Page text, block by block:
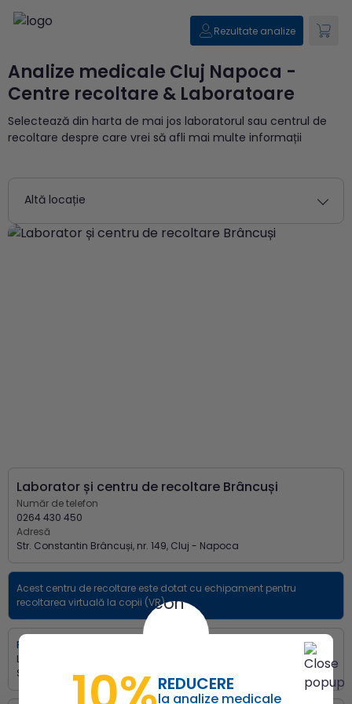
Rezultate analize
Analize medicale Cluj Napoca -
Centre recoltare & Laboratoare
Selectează din harta de mai jos laboratorul sau centrul de
recoltare despre care vrei să afli mai multe informații
Altă locație
Laborator și centru de recoltare Brâncuși
Număr de telefon
0264 430 450
Adresă
Str. Constantin Brâncuși, nr. 149, Cluj - Napoca
Acest centru de recoltare este dotat cu echipament pentru
recoltarea virtuală la copii (VR).
Program de lucru
Luni - Vineri:
Sâmbătă:
08:00 - 12:00 REDUCERE
la analize medicale